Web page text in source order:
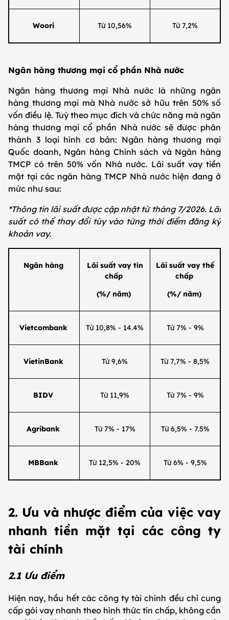
Woori Từ 10,56% Từ 7,2%
Ngân hàng thương mại cổ phần Nhà nước
Ngân hàng thương mại Nhà nước là những ngân
hàng thương mại mà Nhà nước sở hữu trên 50% số
vốn điều lệ. Tuỳ theo mục đích và chức năng mà ngân
hàng thương mại cổ phần Nhà nước sẽ được phân
thành 3 loại hình cơ bản: Ngân hàng thương mại
Quốc doanh, Ngân hàng Chính sách và Ngân hàng
TMCP có trên 50% vốn Nhà nước. Lãi suất vay tiền
mặt tại các ngân hàng TMCP Nhà nước hiện đang ở
mức như sau:
*Thông tin lãi suất được cập nhật từ tháng 7/2026. Lãi
suất có thể thay đổi tùy vào từng thời điểm đăng ký
khoản vay.
Ngân hàng
Lãi suất vay tín
chấp
(%/ năm)
Lãi suất vay thế
chấp
(%/ năm)
Vietcombank Từ 10,8% - 14.4% Từ 7% - 9%
VietinBank Từ 9,6% Từ 7,7% - 8,5%
BIDV Từ 11,9% Từ 7% - 9%
Agribank Từ 7% - 17% Từ 6,5% - 7.5%
MBBank Từ 12,5% - 20% Từ 6% - 9,5%
2. Ưu và nhược điểm của việc vay
nhanh tiền mặt tại các công ty
tài chính
2.1 Ưu điểm
Hiện nay, hầu hết các công ty tài chính đều chỉ cung
cấp gói vay nhanh theo hình thức tín chấp, không cần